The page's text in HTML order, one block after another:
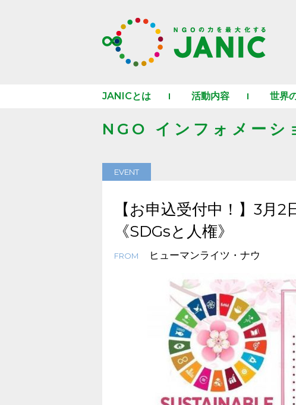
JANICとは 活動内容 世界
NGO インフォメーシ
EVENT
【お申込受付中！】3月
《SDGsと人権》
FROM ヒューマンライツ・ナウ